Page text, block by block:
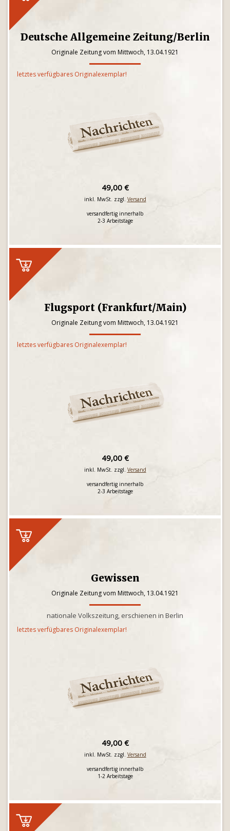
Deutsche Allgemeine Zeitung/Berlin
Originale Zeitung vom Mittwoch, 13.04.1921
letztes verfügbares Originalexemplar!
49,00 €
inkl. MwSt. zzgl. Versand
versandfertig innerhalb
2-3 Arbeitstage
Flugsport (Frankfurt/Main)
Originale Zeitung vom Mittwoch, 13.04.1921
letztes verfügbares Originalexemplar!
49,00 €
inkl. MwSt. zzgl. Versand
versandfertig innerhalb
2-3 Arbeitstage
Gewissen
Originale Zeitung vom Mittwoch, 13.04.1921
nationale Volkszeitung, erschienen in Berlin
letztes verfügbares Originalexemplar!
49,00 €
inkl. MwSt. zzgl. Versand
versandfertig innerhalb
1-2 Arbeitstage